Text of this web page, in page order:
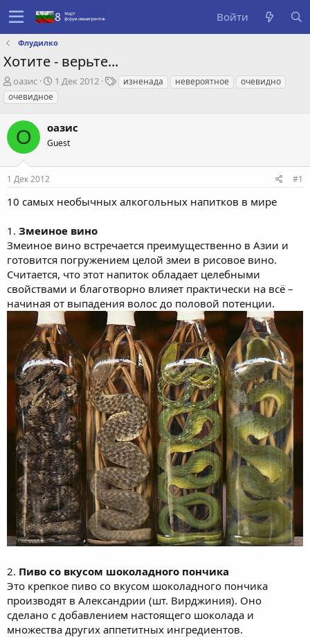
Войти
Флудилко
Хотите - верьте...
А
в
т
р
е
м
ы
оазис
Д
а
т
с
о
д
и
1 Дек 2012
Тизненада невероятное
очевидно
очевидное
О оазис
Guest
1 Дек 2012 #1
10 самых необычных алкогольных напитков в мире
1. Змеиное вино
Змеиное вино встречается преимущественно в Азии и
готовится погружением целой змеи в рисовое вино.
Считается, что этот напиток обладает целебными
свойствами и благотворно влияет практически на всё –
начиная от выпадения волос до половой потенции.
2. Пиво со вкусом шоколадного пончика
Это крепкое пиво со вкусом шоколадного пончика
производят в Александрии (шт. Вирджиния). Оно
сделано с добавлением настоящего шоколада и
множества других аппетитных ингредиентов.